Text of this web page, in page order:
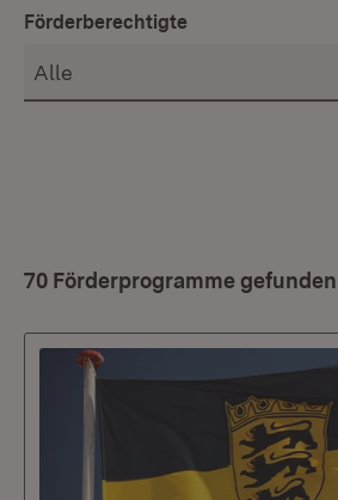
Förderberechtigte
70 Förderprogramme gefunden